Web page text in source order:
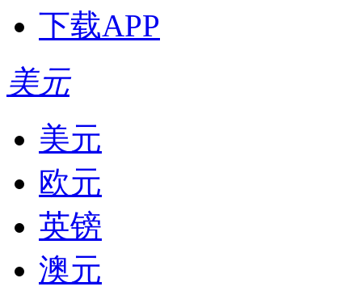
下载APP
美元
美元
欧元
英镑
澳元